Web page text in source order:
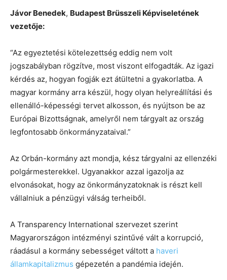
Jávor Benedek, Budapest Brüsszeli Képviseletének
vezetője:
“Az egyeztetési kötelezettség eddig nem volt
jogszabályban rögzítve, most viszont elfogadták. Az igazi
kérdés az, hogyan fogják ezt átültetni a gyakorlatba. A
magyar kormány arra készül, hogy olyan helyreállítási és
ellenálló-képességi tervet alkosson, és nyújtson be az
Európai Bizottságnak, amelyről nem tárgyalt az ország
legfontosabb önkormányzataival.”
Az Orbán-kormány azt mondja, kész tárgyalni az ellenzéki
polgármesterekkel. Ugyanakkor azzal igazolja az
elvonásokat, hogy az önkormányzatoknak is részt kell
vállalniuk a pénzügyi válság terheiből.
A Transparency International szervezet szerint
Magyarországon intézményi szintűvé vált a korrupció,
ráadásul a kormány sebességet váltott a haveri
államkapitalizmus gépezetén a pandémia idején.